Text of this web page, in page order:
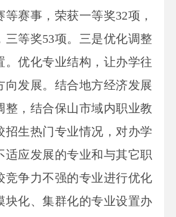
赛事，荣获一等奖32项，
三等奖53项。三是优化调整
。优化专业结构，让办学往
向发展。结合地方经济发展
整，结合保山市域内职业教
招生热门专业情况，对办学
适应发展的专业和与其它职
竞争力不强的专业进行优化
块化、集群化的专业设置办